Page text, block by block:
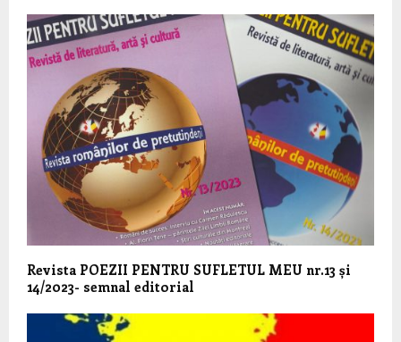
Revista POEZII PENTRU SUFLETUL MEU nr.13 și
14/2023- semnal editorial